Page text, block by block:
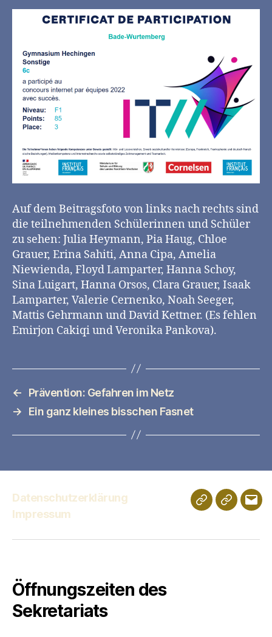
Auf dem Beitragsfoto von links nach rechts sind
die teilnehmenden Schülerinnen und Schüler
zu sehen: Julia Heymann, Pia Haug, Chloe
Grauer, Erina Sahiti, Anna Cipa, Amelia
Niewienda, Floyd Lamparter, Hanna Schoy,
Sina Luigart, Hanna Orsos, Clara Grauer, Isaak
Lamparter, Valerie Cernenko, Noah Seeger,
Mattis Gehrmann und David Kettner. (Es fehlen
Emirjon Cakiqi und Veronika Pankova).
←
Prävention: Gefahren im Netz
→
Ein ganz kleines bisschen Fasnet
Datenschutzerklärung
Impressum
Schulportfolio
Digitales
E-
Öffnungszeiten des
Sekretariats